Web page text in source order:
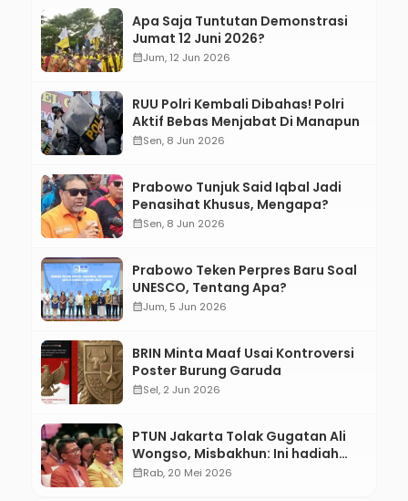
Apa Saja Tuntutan Demonstrasi
Jumat 12 Juni 2026?
calendar_monthJum, 12 Jun 2026
RUU Polri Kembali Dibahas! Polri
Aktif Bebas Menjabat Di Manapun
calendar_monthSen, 8 Jun 2026
Prabowo Tunjuk Said Iqbal Jadi
Penasihat Khusus, Mengapa?
calendar_monthSen, 8 Jun 2026
Prabowo Teken Perpres Baru Soal
UNESCO, Tentang Apa?
calendar_monthJum, 5 Jun 2026
BRIN Minta Maaf Usai Kontroversi
Poster Burung Garuda
calendar_monthSel, 2 Jun 2026
PTUN Jakarta Tolak Gugatan Ali
Wongso, Misbakhun: Ini hadiah
Ulang Tahun Ke-66 SOKSI
calendar_monthRab, 20 Mei 2026